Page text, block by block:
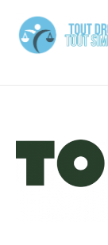
contenu